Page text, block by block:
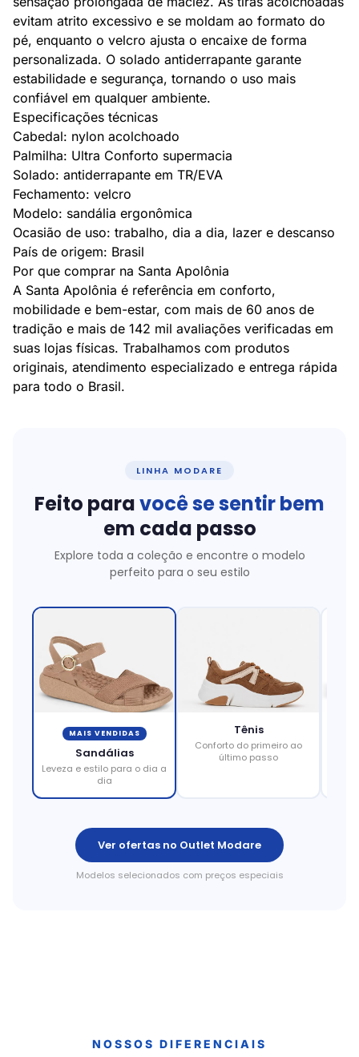
evitam atrito excessivo e se moldam ao formato do
pé, enquanto o velcro ajusta o encaixe de forma
personalizada. O solado antiderrapante garante
estabilidade e segurança, tornando o uso mais
confiável em qualquer ambiente.
Especificações técnicas
Cabedal: nylon acolchoado
Palmilha: Ultra Conforto supermacia
Solado: antiderrapante em TR/EVA
Fechamento: velcro
Modelo: sandália ergonômica
Ocasião de uso: trabalho, dia a dia, lazer e descanso
País de origem: Brasil
Por que comprar na Santa Apolônia
A Santa Apolônia é referência em conforto,
mobilidade e bem-estar, com mais de 60 anos de
tradição e mais de 142 mil avaliações verificadas em
suas lojas físicas. Trabalhamos com produtos
originais, atendimento especializado e entrega rápida
para todo o Brasil.
LINHA MODARE
Feito paravocê se sentir bem
em cada passo
Explore toda a coleção e encontre o modelo
perfeito para o seu estilo
MAIS VENDIDAS
Sandálias
Leveza e estilo para o dia a
dia
Tênis
Conforto do primeiro ao
último passo
Ver ofertas no Outlet Modare
Modelos selecionados com preços especiais
NOSSOS DIFERENCIAIS